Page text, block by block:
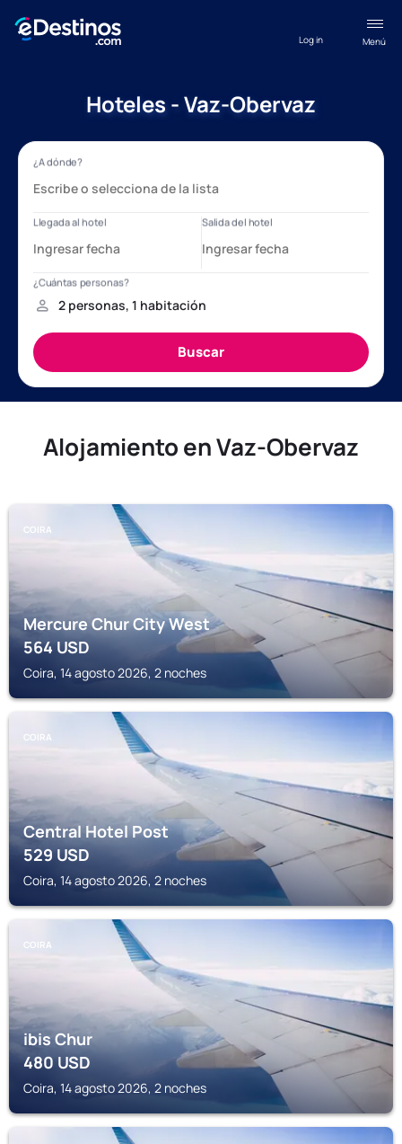
Menú
Log in
Hoteles - Vaz-Obervaz
Alojamiento en Vaz-Obervaz
COIRA
Mercure Chur City West
564USD
Coira, 14 agosto 2026, 2 noches
COIRA
Central Hotel Post
529USD
Coira, 14 agosto 2026, 2 noches
COIRA
ibis Chur
480USD
Coira, 14 agosto 2026, 2 noches